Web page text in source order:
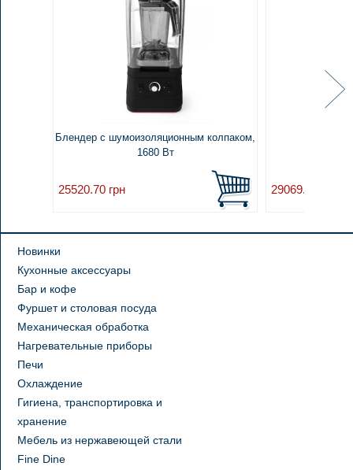
Блендер с шумоизоляционным колпаком,
1680 Вт
25520.70 грн 29069.60
Новинки
Кухонные аксессуары
Бар и кофе
Фуршет и столовая посуда
Механическая обработка
Нагревательные приборы
Печи
Охлаждение
Гигиена, транспортировка и
хранение
Мебель из нержавеющей стали
Fine Dine